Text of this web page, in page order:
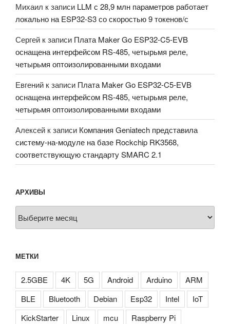
Михаил к записи LLM с 28,9 млн параметров работает
локально на ESP32-S3 со скоростью 9 токенов/с
Сергей к записи Плата Maker Go ESP32-C5-EVB
оснащена интерфейсом RS-485, четырьмя реле,
четырьмя оптоизолированными входами
Евгений к записи Плата Maker Go ESP32-C5-EVB
оснащена интерфейсом RS-485, четырьмя реле,
четырьмя оптоизолированными входами
Алексей к записи Компания Geniatech представила
систему-на-модуле на базе Rockchip RK3568,
соответствующую стандарту SMARC 2.1
АРХИВЫ
МЕТКИ
2.5GBE 4K 5G Android Arduino
ARM
BLE
Bluetooth Debian Esp32 Intel
IoT
KickStarter
Linux mcu
Raspberry Pi